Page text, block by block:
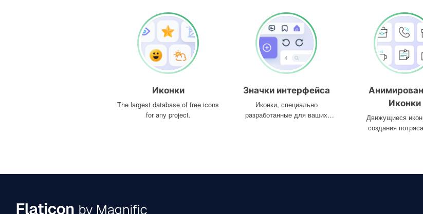
Иконки
The largest database of free icons
for any project.
Значки интерфейса
Иконки, специально
разработанные для ваших
Иконки
Движущиеся
создания